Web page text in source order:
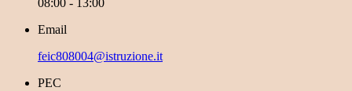
08:00 - 13:00
Email
feic808004@istruzione.it
PEC